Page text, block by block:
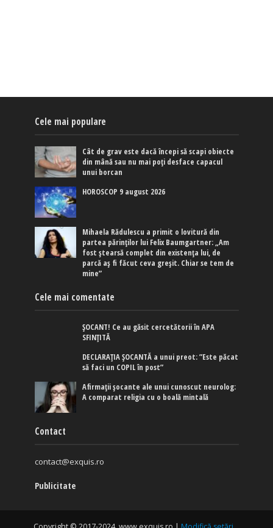
Cele mai populare
Cât de grav este dacă începi să scapi obiecte
din mână sau nu mai poți desface capacul
unui borcan
HOROSCOP 9 august 2026
Mihaela Rădulescu a primit o lovitură din
partea părinților lui Felix Baumgartner: „Am
fost ștearsă complet din existența lui, de
parcă aș fi făcut ceva greșit. Chiar se tem de
mine”
Cele mai comentate
ȘOCANT! Ce au găsit cercetătorii în APA
SFINȚITĂ
DECLARAȚIA ȘOCANTĂ a unui preot: ”Este păcat
să faci un COPIL în post”
Afirmaţii şocante ale unui cunoscut neurolog:
A comparat religia cu o boală mintală
Contact
contact@exquis.ro
Publicitate